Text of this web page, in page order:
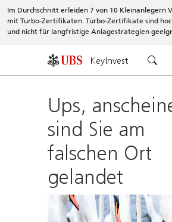
Im Durchschnitt erleiden 7 von 10 Kleinanlegern
mit Turbo-Zertifikaten. Turbo-Zertifikate sind
und nicht für langfristige Anlagestrategien
KeyInvest
Ups,
sind Sie am
falschen Ort
gelandet